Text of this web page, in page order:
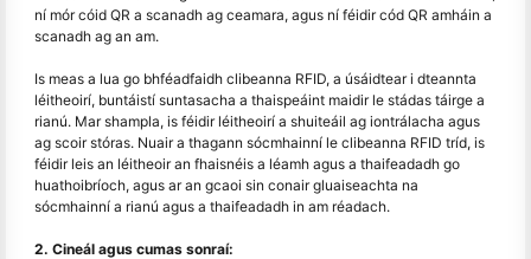
ní mór cóid QR a scanadh ag ceamara, agus ní féidir cód QR amháin a
scanadh ag an am.
Is meas a lua go bhféadfaidh clibeanna RFID, a úsáidtear i dteannta
léitheoirí, buntáistí suntasacha a thaispeáint maidir le stádas táirge a
rianú. Mar shampla, is féidir léitheoirí a shuiteáil ag iontrálacha agus
ag scoir stóras. Nuair a thagann sócmhainní le clibeanna RFID tríd, is
féidir leis an léitheoir an fhaisnéis a léamh agus a thaifeadadh go
huathoibríoch, agus ar an gcaoi sin conair gluaiseachta na
sócmhainní a rianú agus a thaifeadadh in am réadach.
2. Cineál agus cumas sonraí: